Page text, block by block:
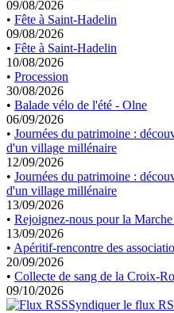
09/08/2026
• Fête à Saint-Hadelin
09/08/2026
• Fête à Saint-Hadelin
10/08/2026
• Procession
30/08/2026
• Balade vélo de l'été - Olne
06/09/2026
• Journées du patrimoine :
d'un village millénaire
12/09/2026
• Journées du patrimoine :
d'un village millénaire
13/09/2026
• Rejoignez-nous pour la
13/09/2026
• Apéritif-rencontre des
20/09/2026
• Collecte de sang de la Croix-
09/10/2026
Syndiquer le flux